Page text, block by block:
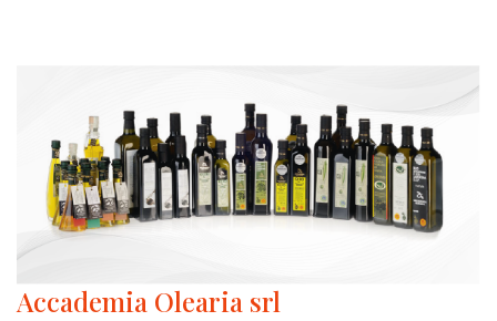
Accademia Olearia srl